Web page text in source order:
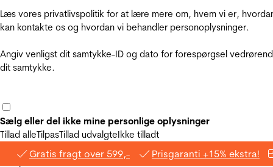
Læs vores privatlivspolitik for at lære mere om, hvem vi er,
kan kontakte os og hvordan vi behandler personoplysninger.
Angiv venligst dit samtykke-ID og dato for forespørgsel
dit samtykke.
Sælg eller del ikke mine personlige oplysninger
Tillad alleTilpasTillad udvalgteIkke tilladt
Gratis fragt over 599,- Prisgaranti +15% ekstra!